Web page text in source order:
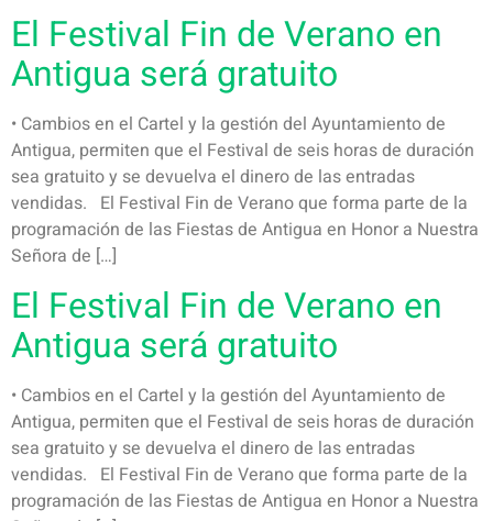
El Festival Fin de Verano en
Antigua será gratuito
• Cambios en el Cartel y la gestión del Ayuntamiento de
Antigua, permiten que el Festival de seis horas de duración
sea gratuito y se devuelva el dinero de las entradas
vendidas. El Festival Fin de Verano que forma parte de la
programación de las Fiestas de Antigua en Honor a Nuestra
Señora de […]
El Festival Fin de Verano en
Antigua será gratuito
• Cambios en el Cartel y la gestión del Ayuntamiento de
Antigua, permiten que el Festival de seis horas de duración
sea gratuito y se devuelva el dinero de las entradas
vendidas. El Festival Fin de Verano que forma parte de la
programación de las Fiestas de Antigua en Honor a Nuestra